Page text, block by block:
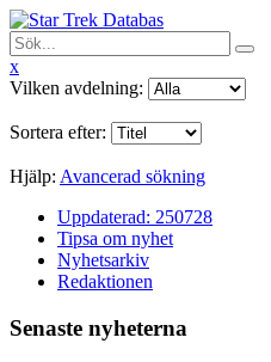
x
Vilken avdelning:
Sortera efter:
Hjälp: Avancerad sökning
Uppdaterad: 250728
Tipsa om nyhet
Nyhetsarkiv
Redaktionen
Senaste nyheterna